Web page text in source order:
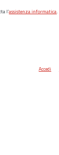
l’assistenza informatica.
Accedi